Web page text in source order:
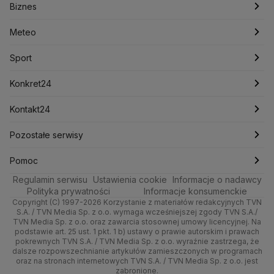
Kryptowaluty
Lotnisko Chopina
Mariusz Błaszczak
Mark Zuckerberg
Ministerstwo Aktywów Państwowych
Ministerstwo Infrastruktury
Ministerstwo Rolnictwa
Ministerstwo Rozwoju i Technologii
Ministerstwo Sportu i Turystyki
Ministerstwo Cyfryzacji
Ministerstwo Edukacji Narodowej
Ministerstwo Finansów
Ministerstwo Klimatu i Środowiska
Ministerstwo Nauki i Szkolnictwa Wyższego
Biznes
Meteo
Sport
Zdrowie
Technologia
Quizy
Tematy
Podcasty
Artykuły
Newslettery
Fakty po Faktach
Fakty o Świecie
Ludzie Faktów
Warszawa
Łódź
Katowice
Kraków
Poznań
Trójmiasto
Kielce
Kujawsko-pomorskie
Lublin
Lubuskie
Biznes
Najnowsze
Notowania
Pieniądze
Nieruchomości
Rynki
Dla firm
Handel
Ze świata
Tech
Moto
Meteo
Pogoda godzinowa
Pogoda długoterminowa
Pogoda na jutro
Pogoda na weekend
Najnowsze
Polska
Prognoza
Świat
Nauka
Sport
Piłka Nożna
Tenis
Kolarstwo
Skoki Narciarskie
Sporty zimowe
Lekkoatletyka
Siatkówka
F1
Konkret24
Najnowsze
Polska
Świat
Polityka
Zdrowie
Tech
Nauka
Kontakt24
Najnowsze
Gorące Tematy
Wyślij zgłoszenie
Pozostałe serwisy
TVN
Dzień Dobry TVN
Uwaga TVN
HGTV
TVN Turbo
Pomoc
Centrum pomocy
Test zgodności
Oglądaj na TV
Zrealizuj voucher
Regulamin serwisu Ustawienia cookie
Informacje o nadawcy
Polityka prywatności
Informacje konsumenckie
Copyright (C) 1997-2026 Korzystanie z materiałów redakcyjnych TVN
S.A. / TVN Media Sp. z o.o. wymaga wcześniejszej zgody TVN S.A./
TVN Media Sp. z o.o. oraz zawarcia stosownej umowy licencyjnej. Na
podstawie art. 25 ust. 1 pkt. 1 b) ustawy o prawie autorskim i prawach
pokrewnych TVN S.A. / TVN Media Sp. z o.o. wyraźnie zastrzega, że
dalsze rozpowszechnianie artykułów zamieszczonych w programach
oraz na stronach internetowych TVN S.A. / TVN Media Sp. z o.o. jest
zabronione.